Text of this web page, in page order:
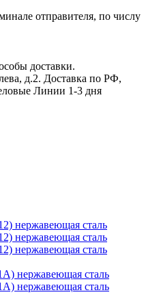
отправителя, по числу
доставки.
д.2. Доставка по РФ,
Линии 1-3 дня
нержавеющая сталь
нержавеющая сталь
нержавеющая сталь
нержавеющая сталь
нержавеющая сталь